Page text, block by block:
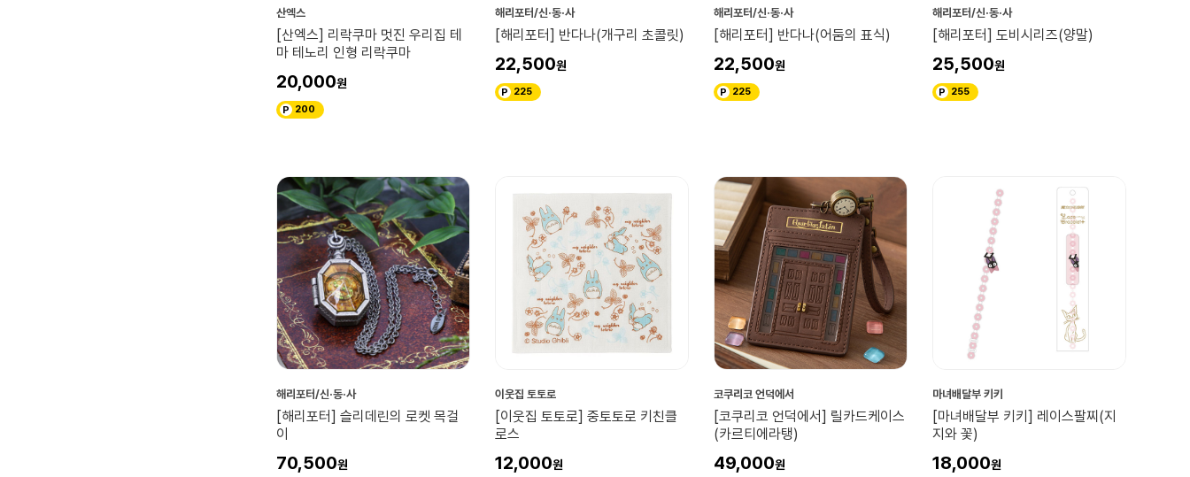
산엑스
[산엑스] 리락쿠마 멋진 우리집 테
마 테노리 인형 리락쿠마
20,000
200
해리포터/신·동·사
[해리포터] 반다나(개구리 초콜릿)
22,500
225
해리포터/신·동·사
[해리포터] 반다나(어둠의 표식)
22,500
225
해리포터/신·동·사
[해리포터] 도비시리즈(양말)
25,500
255
해리포터/신·동·사
[해리포터] 슬리데린의 로켓 목걸
이
70,500
이웃집 토토로
[이웃집 토토로] 중토토로 키친클
로스
12,000
코쿠리코 언덕에서
[코쿠리코 언덕에서] 릴카드케이스
(카르티에라탱)
49,000
마녀배달부 키키
[마녀배달부 키키] 레이스팔찌(지
지와 꽃)
18,000